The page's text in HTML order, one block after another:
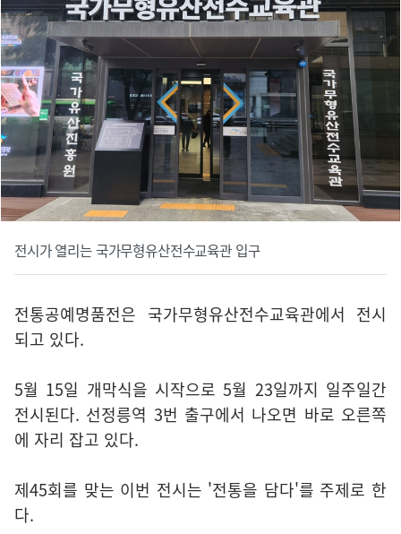
전시가 열리는 국가무형유산전수교육관 입구
전통공예명품전은 국가무형유산전수교육관에서 전시
되고 있다.
5월 15일 개막식을 시작으로 5월 23일까지 일주일간
전시된다. 선정릉역 3번 출구에서 나오면 바로 오른쪽
에 자리 잡고 있다.
제45회를 맞는 이번 전시는 '전통을 담다'를 주제로 한
다.